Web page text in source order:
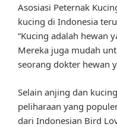
Asosiasi Peternak
kucing di Indonesia
“Kucing adalah hewan
Mereka juga mudah
seorang dokter hewan
Selain anjing dan
peliharaan yang
dari Indonesian Bird